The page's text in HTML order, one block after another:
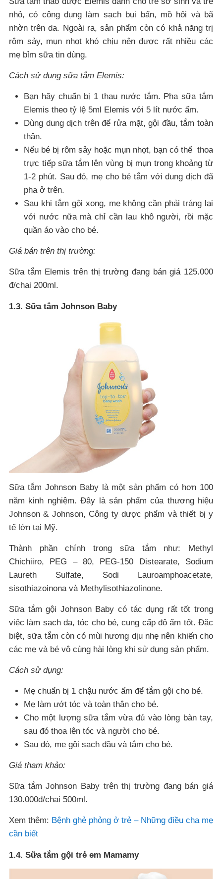
nhỏ, có công dụng làm sạch bụi bẩn, mồ hôi và bã
nhờn trên da. Ngoài ra, sản phẩm còn có khả năng trị
rôm sảy, mụn nhọt khó chịu nên được rất nhiều các
mẹ bỉm sữa tin dùng.
Cách sử dụng sữa tắm Elemis:
Bạn hãy chuẩn bị 1 thau nước tắm. Pha sữa tắm
Elemis theo tỷ lệ 5ml Elemis với 5 lít nước ấm.
Dùng dung dịch trên để rửa mặt, gội đầu, tắm toàn
thân.
Nếu bé bị rôm sảy hoặc mụn nhọt, bạn có thể thoa
trực tiếp sữa tắm lên vùng bị mụn trong khoảng từ
1-2 phút. Sau đó, mẹ cho bé tắm với dung dịch đã
pha ở trên.
Sau khi tắm gội xong, mẹ không cần phải tráng lại
với nước nữa mà chỉ cần lau khô người, rồi mặc
quần áo vào cho bé.
Giá bán trên thị trường:
Sữa tắm Elemis trên thị trường đang bán giá 125.000
đ/chai 200ml.
1.3. Sữa tắm Johnson Baby
Sữa tắm Johnson Baby là một sản phẩm có hơn 100
năm kinh nghiệm. Đây là sản phẩm của thương hiệu
Johnson & Johnson, Công ty dược phẩm và thiết bị y
tế lớn tại Mỹ.
Thành phần chính trong sữa tắm như: Methyl
Chichiiro, PEG – 80, PEG-150 Distearate, Sodium
Laureth Sulfate, Sodi Lauroamphoacetate,
sisothiazoinona và Methylisothiazolinone.
Sữa tắm gội Johnson Baby có tác dụng rất tốt trong
việc làm sạch da, tóc cho bé, cung cấp độ ẩm tốt. Đặc
biệt, sữa tắm còn có mùi hương dịu nhẹ nên khiến cho
các mẹ và bé vô cùng hài lòng khi sử dụng sản phẩm.
Cách sử dụng:
Mẹ chuẩn bị 1 chậu nước ấm để tắm gội cho bé.
Mẹ làm ướt tóc và toàn thân cho bé.
Cho một lượng sữa tắm vừa đủ vào lòng bàn tay,
sau đó thoa lên tóc và người cho bé.
Sau đó, mẹ gội sạch đầu và tắm cho bé.
Giá tham khảo:
Sữa tắm Johnson Baby trên thị trường đang bán giá
130.000đ/chai 500ml.
Xem thêm: Bệnh ghẻ phỏng ở trẻ – Những điều cha mẹ
cần biết
1.4. Sữa tắm gội trẻ em Mamamy